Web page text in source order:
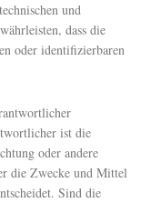
und
dass die
oder identifizierbaren
ist die
oder andere
die Zwecke und Mittel
Sind die